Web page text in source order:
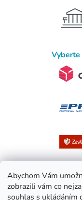
Abychom Vám
zobrazili vám co
souhlas s ukládáním
Vyberte